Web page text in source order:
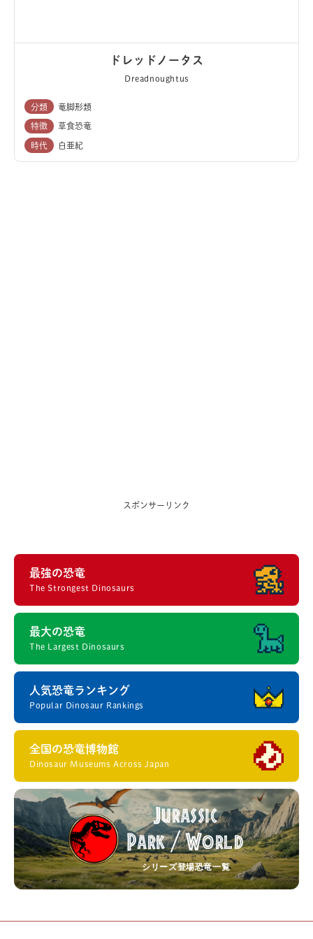
ドレッドノータス
Dreadnoughtus
分類 竜脚形類
特徴 草食恐竜
時代 白亜紀
スポンサーリンク
最強の恐竜
The Strongest Dinosaurs
最大の恐竜
The Largest Dinosaurs
人気恐竜ランキング
Popular Dinosaur Rankings
全国の恐竜博物館
Dinosaur Museums Across Japan
Jurassic
Park/World
シリーズ登場恐竜一覧